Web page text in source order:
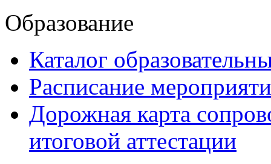
Образование
Каталог
Расписание
Дорожная карта
итоговой аттестации